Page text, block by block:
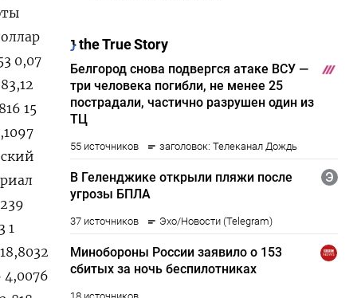
0,07
15
1
4,0076